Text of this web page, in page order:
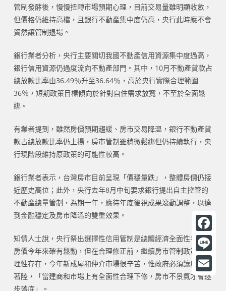
管制發酵後，慢慢扭轉市場預期心理，目前交易量雖明顯收斂，
但價格仍維持高檔，且銀行不動產集中度仍高，央行此時應不會
貿然讓管制退場。
銀行業者分析，央行主要關切我國不動產信用資源集中度過高，
銀行信用資源仍過度流向不動產部門。其中，10月不動產貸款占
總放款比率由36.49％升至36.64％，高於央行實際合理範圍
36％，短期政策目標傾向於針對自住需求放寬，不至於全面鬆
綁。
有業者提到，雖然房價預期趨緩、房市交易降溫，銀行不動產貸
款占總放款比率仍上揚，房市管制雖稍微鬆綁但仍持續執行，央
行現階段維持原政策的可能性較高。
銀行業者表示，台灣房市目前呈現「價穩量跌」，整體房價仍接
近歷史高位；此外，央行去年8月中旬要求銀行提出自主控管的
不動產總量管制，為期一年，應待年底後視成果滾動調整，以達
到金融穩定及房市降溫的雙重效果。
知情人士說，央行祭出選擇性信用管制是總體經濟全面性考慮，
房價今年來確有鬆動，但在合理修正前，繼續房市管制政策是合
理性存在，今年新成屋和仲介市場很辛苦，惟政府必須讓房市軟
著陸，「當建商和市場上有全面性合理下修，房市不景氣才會逐
步落底」。
F
a
c
L
E